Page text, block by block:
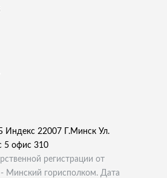
Индекс 22007 Г.Минск Ул.
5 офис 310
регистрации от
Минский горисполком. Дата